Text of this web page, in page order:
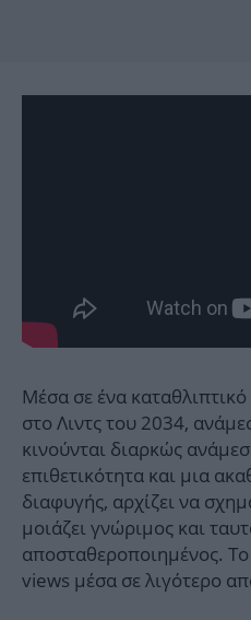
Μέσα σε ένα
στο Λιντς του 2034,
κινούνται διαρκώς
επιθετικότητα και μια
διαφυγής, αρχίζει να
μοιάζει γνώριμος και
αποσταθεροποιημένος.
views μέσα σε λιγότερο